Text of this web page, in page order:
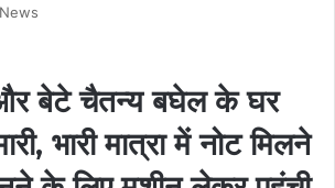
बेटे चैतन्य बघेल के घर
भारी मात्रा में नोट मिलने